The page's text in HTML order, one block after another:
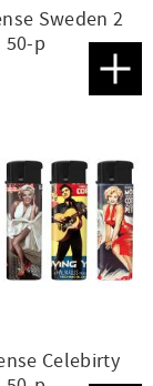
Sweden 2
50-p
Celebirty